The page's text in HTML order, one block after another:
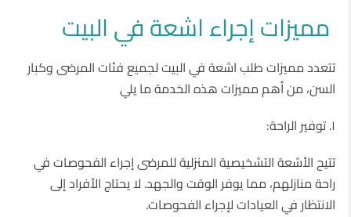
مميزات إجراء اشعة في البيت
تتعدد مميزات طلب اشعة في البيت لجميع فئات المرضى وكبار
السن، من أهم مميزات هذه الخدمة ما يلي
١. توفير الراحة:
تتيح الأشعة التشخيصية المنزلية للمرضى إجراء الفحوصات في
راحة منازلهم، مما يوفر الوقت والجهد. لا يحتاج الأفراد إلى
الانتظار في العيادات لإجراء الفحوصات.